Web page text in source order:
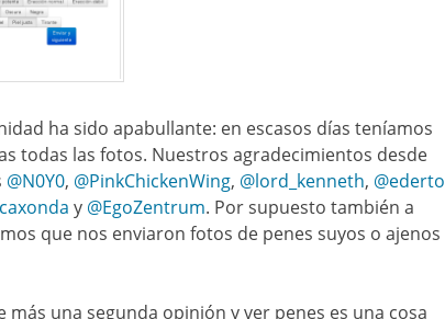
ha sido apabullante: en escasos días teníamos
todas las fotos. Nuestros agradecimientos desde
@N0Y0, @PinkChickenWing, @lord_kenneth, @ederto
y @EgoZentrum. Por supuesto también a
que nos enviaron fotos de penes suyos o ajenos
más una segunda opinión y ver penes es una cosa